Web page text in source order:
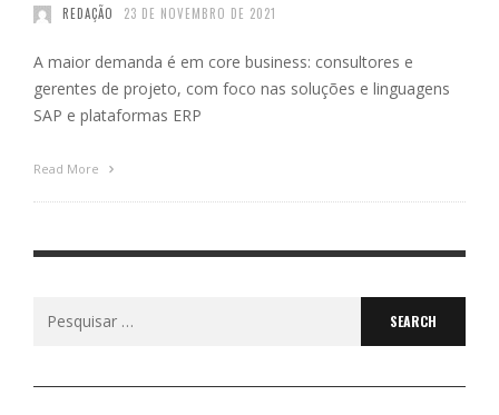
REDAÇÃO 23 DE NOVEMBRO DE 2021
A maior demanda é em core business: consultores e
gerentes de projeto, com foco nas soluções e linguagens
SAP e plataformas ERP
Read More